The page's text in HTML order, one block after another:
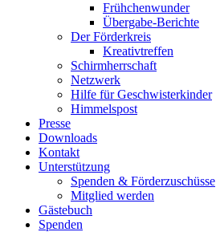
Frühchenwunder
Übergabe-Berichte
Der Förderkreis
Kreativtreffen
Schirmherrschaft
Netzwerk
Hilfe für Geschwisterkinder
Himmelspost
Presse
Downloads
Kontakt
Unterstützung
Spenden & Förderzuschüsse
Mitglied werden
Gästebuch
Spenden